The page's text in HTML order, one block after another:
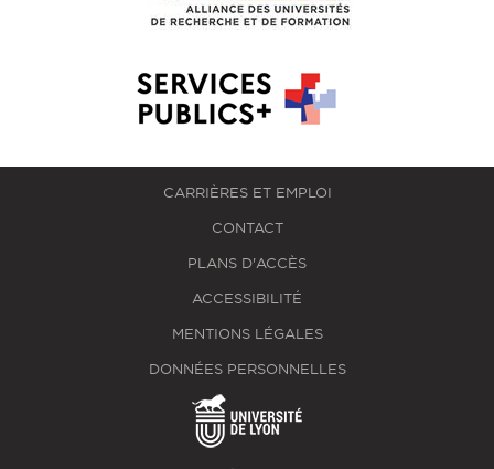
CARRIÈRES ET EMPLOI
CONTACT
PLANS D'ACCÈS
ACCESSIBILITÉ
MENTIONS LÉGALES
DONNÉES PERSONNELLES